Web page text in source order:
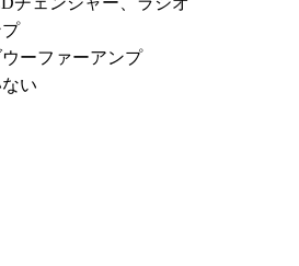
ーファーアンプ
い